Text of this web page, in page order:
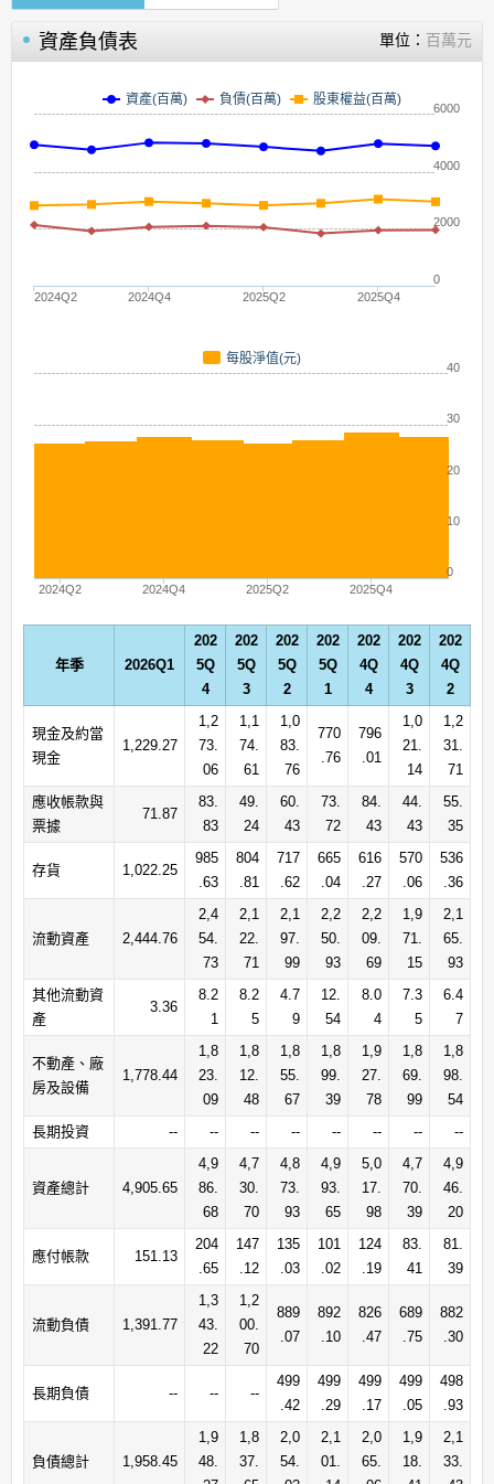
資產負債表 單位： 百萬元
資產(百萬) 負債(百萬) 股東權益(百萬)
2024Q2 2024Q4 2025Q2 2025Q4
2000
4000
6000
0
每股淨值(元)
2024Q2 2024Q4 2025Q2 2025Q4
0
10
20
30
40
年季 2026Q1
202
5Q
4
202
5Q
3
202
5Q
2
202
5Q
1
202
4Q
4
202
4Q
3
202
4Q
2
現金及約當
現金
1,229.27
1,2
73.
06
1,1
74.
61
1,0
83.
76
770
.76
796
.01
1,0
21.
14
1,2
31.
71
應收帳款與
票據
71.87
83.
83
49.
24
60.
43
73.
72
84.
43
44.
43
55.
35
存貨 1,022.25
985
.63
804
.81
717
.62
665
.04
616
.27
570
.06
536
.36
流動資產 2,444.76
2,4
54.
73
2,1
22.
71
2,1
97.
99
2,2
50.
93
2,2
09.
69
1,9
71.
15
2,1
65.
93
其他流動資
產
3.36
8.2
1
8.2
5
4.7
9
12.
54
8.0
4
7.3
5
6.4
7
不動產、廠
房及設備
1,778.44
1,8
23.
09
1,8
12.
48
1,8
55.
67
1,8
99.
39
1,9
27.
78
1,8
69.
99
1,8
98.
54
長期投資
-- -- -- -- -- -- -- --
資產總計 4,905.65
4,9
86.
68
4,7
30.
70
4,8
73.
93
4,9
93.
65
5,0
17.
98
4,7
70.
39
4,9
46.
20
應付帳款 151.13
204
.65
147
.12
135
.03
101
.02
124
.19
83.
41
81.
39
流動負債 1,391.77
1,3
43.
22
1,2
00.
70
889
.07
892
.10
826
.47
689
.75
882
.30
長期負債 -- -- --
499
.42
499
.29
499
.17
499
.05
498
.93
負債總計 1,958.45
1,9
48.
1,8
37.
2,0
54.
2,1
01.
2,0
65.
1,9
18.
2,1
33.